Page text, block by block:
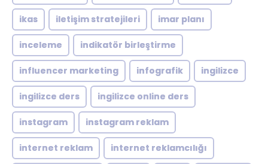
ikas iletişim stratejileri imar planı
inceleme indikatör birleştirme
influencer marketing infografik ingilizce
ingilizce ders ingilizce online ders
instagram instagram reklam
internet reklam internet reklamcılığı